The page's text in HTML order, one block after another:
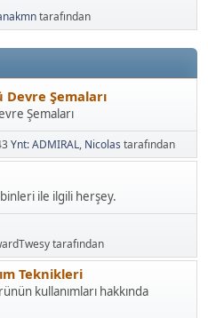
tarafından
Şemaları
Şemaları
Ynt: ADMIRAL, Nicolas tarafından
ile ilgili herşey.
tarafından
Teknikleri
kullanımları hakkında